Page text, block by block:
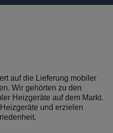
auf die Lieferung mobiler
Wir gehörten zu den
Heizgeräte auf dem Markt.
und erzielen